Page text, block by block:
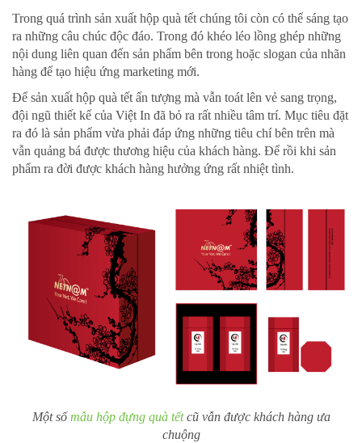
Trong quá trình sản xuất hộp quà tết chúng tôi còn có thể sáng tạo
ra những câu chúc độc đáo. Trong đó khéo léo lồng ghép những
nội dung liên quan đến sản phẩm bên trong hoặc slogan của nhãn
hàng để tạo hiệu ứng marketing mới.
Để sản xuất hộp quà tết ấn tượng mà vẫn toát lên vẻ sang trọng,
đội ngũ thiết kế của Việt In đã bỏ ra rất nhiều tâm trí. Mục tiêu đặt
ra đó là sản phẩm vừa phải đáp ứng những tiêu chí bên trên mà
vẫn quảng bá được thương hiệu của khách hàng. Để rồi khi sản
phẩm ra đời được khách hàng hưởng ứng rất nhiệt tình.
Một sốmẫu hộp đựng quà tếtcũ vẫn được khách hàng ưa
chuộng